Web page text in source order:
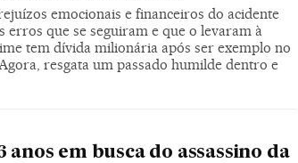
emocionais e financeiros do acidente
erros que se seguiram e que o levaram à
tem dívida milionária após ser exemplo no
resgata um passado humilde dentro e
anos em busca do assassino da